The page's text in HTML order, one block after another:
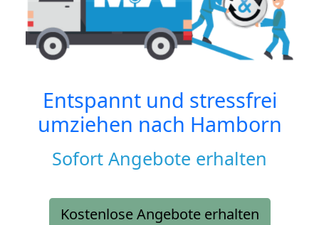
Entspannt und stressfrei
umziehen nach Hamborn
Sofort Angebote erhalten
Kostenlose Angebote erhalten